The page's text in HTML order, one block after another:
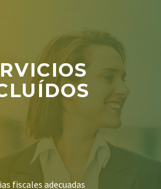
fiscales adecuadas